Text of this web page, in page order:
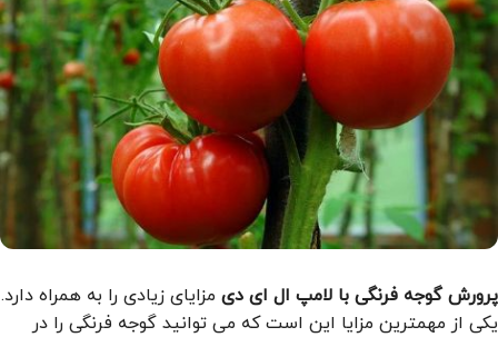
پرورش گوجه فرنگی با لامپ ال ای دی مزایای زیادی را به همراه دارد.
یکی از مهمترین مزایا این است که می توانید گوجه فرنگی را در